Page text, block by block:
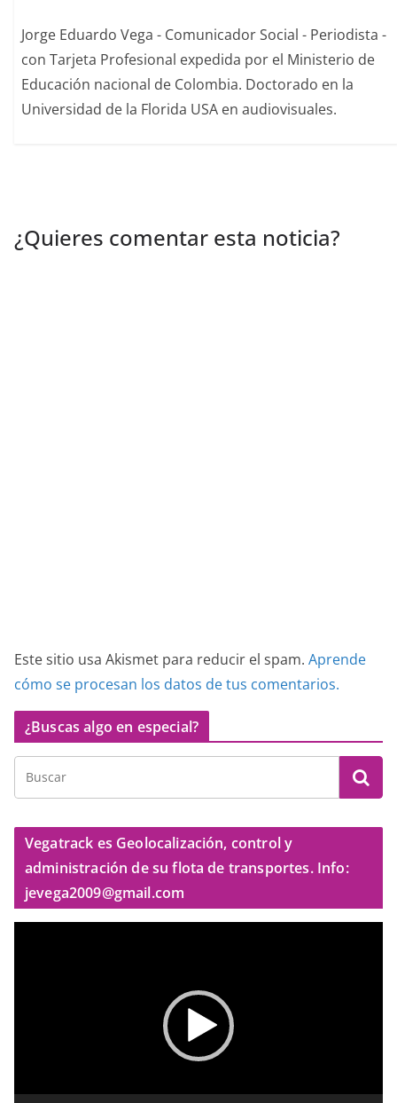
Jorge Eduardo Vega - Comunicador Social - Periodista -
con Tarjeta Profesional expedida por el Ministerio de
Educación nacional de Colombia. Doctorado en la
Universidad de la Florida USA en audiovisuales.
¿Quieres comentar esta noticia?
Este sitio usa Akismet para reducir el spam. Aprende
cómo se procesan los datos de tus comentarios.
¿Buscas algo en especial?
Vegatrack es Geolocalización, control y
administración de su flota de transportes. Info:
jevega2009@gmail.com